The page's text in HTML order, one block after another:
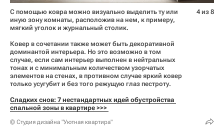
С помощью ковра можно визуально выделить ту или
иную зону комнаты, расположив на нем, к примеру,
мягкий уголок и журнальный столик.
Ковер в сочетании также может быть декоративной
доминантой интерьера. Но это возможно в том
случае, если сам интерьер выполнен в нейтральных
тонах и с минимальным количеством узорчатых
элементов на стенах, в противном случае яркий ковер
только усугубит и без того режущую глаз пестроту.
Сладких снов: 7 нестандартных идей обустройства
спальной зоны в квартире >>>
© Студия дизайна "Уютная квартира"
4 из 8